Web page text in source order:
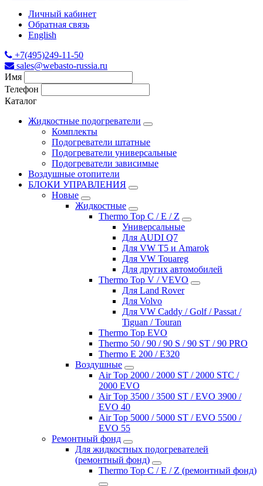
Личный кабинет
Обратная связь
English
+7(495)249-11-50
sales@webasto-russia.ru
Имя
Телефон
Каталог
Жидкостные подогреватели
Комплекты
Подогреватели штатные
Подогреватели универсальные
Подогреватели зависимые
Воздушные отопители
БЛОКИ УПРАВЛЕНИЯ
Новые
Жидкостные
Thermo Top C / E / Z
Универсальные
Для AUDI Q7
Для VW T5 и Amarok
Для VW Touareg
Для других автомобилей
Thermo Top V / VEVO
Для Land Rover
Для Volvo
Для VW Caddy / Golf / Passat /
Tiguan / Touran
Thermo Top EVO
Thermo 50 / 90 / 90 S / 90 ST / 90 PRO
Thermo E 200 / E320
Воздушные
Air Top 2000 / 2000 ST / 2000 STC /
2000 EVO
Air Top 3500 / 3500 ST / EVO 3900 /
EVO 40
Air Top 5000 / 5000 ST / EVO 5500 /
EVO 55
Ремонтный фонд
Для жидкостных подогревателей
(ремонтный фонд)
Thermo Top C / E / Z (ремонтный фонд)